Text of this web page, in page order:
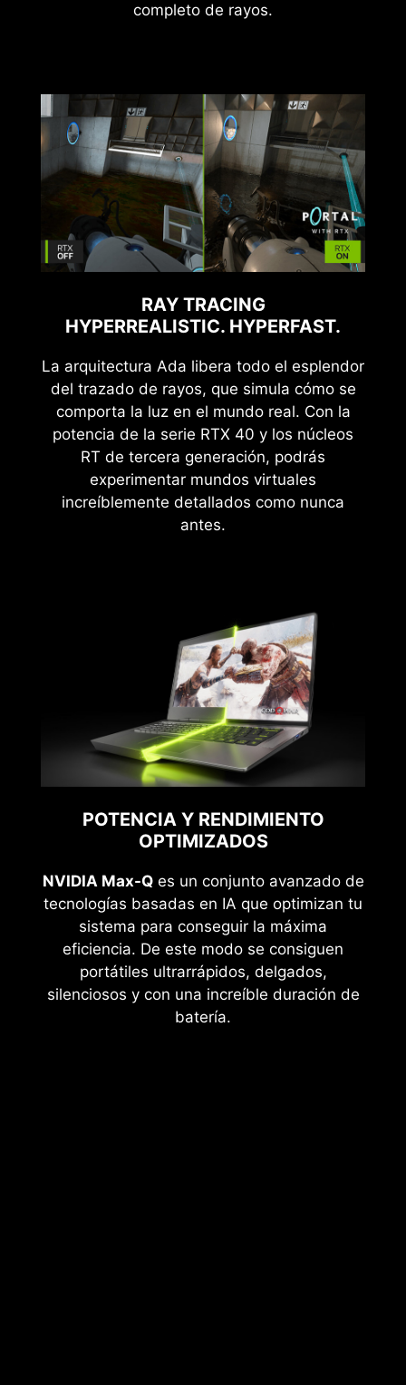
completo de rayos.
RAY TRACING
HYPERREALISTIC. HYPERFAST.
La arquitectura Ada libera todo el esplendor
del trazado de rayos, que simula cómo se
comporta la luz en el mundo real. Con la
potencia de la serie RTX 40 y los núcleos
RT de tercera generación, podrás
experimentar mundos virtuales
increíblemente detallados como nunca
antes.
POTENCIA Y RENDIMIENTO
OPTIMIZADOS
NVIDIA Max-Qes un conjunto avanzado de
tecnologías basadas en IA que optimizan tu
sistema para conseguir la máxima
eficiencia. De este modo se consiguen
portátiles ultrarrápidos, delgados,
silenciosos y con una increíble duración de
batería.